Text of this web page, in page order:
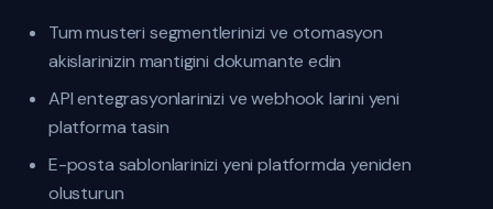
Tum musteri segmentlerinizi ve otomasyon
akislarinizin mantigini dokumante edin
API entegrasyonlarinizi ve webhook larini yeni
platforma tasin
E-posta sablonlarinizi yeni platformda yeniden
olusturun